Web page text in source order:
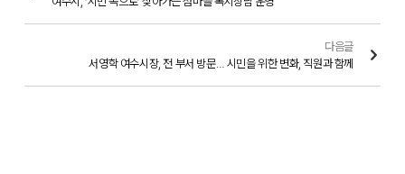
다음글
서영학 여수시장, 전 부서 방문… 시민을 위한 변화, 직원과 함께